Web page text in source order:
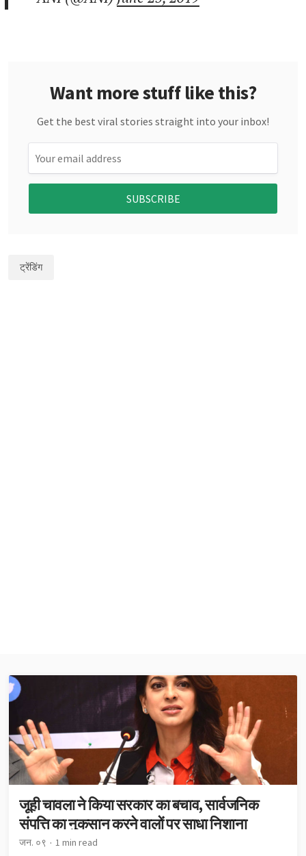
Want more stuff like this?
Get the best viral stories straight into your inbox!
SUBSCRIBE
ट्रेंडिंग
जूही चावला ने किया सरकार का बचाव, सार्वजनिक
संपत्ति का नुकसान करने वालों पर साधा निशाना
जन. ०९ 1 min read